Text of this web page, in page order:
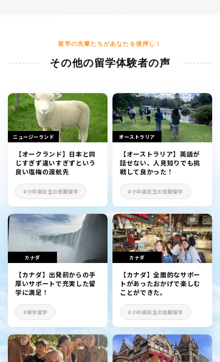
留学の先輩たちがあなたを後押し！
その他の留学体験者の声
ニュージーランド
【オークランド】日本と同
じすぎず違いすぎずという
良い塩梅の渡航先
#小中高校生の短期留学
オーストラリア
【オーストラリア】英語が
話せない、人見知りでも挑
戦して良かった！
#小中高校生の短期留学
カナダ
【カナダ】出発前からの手
厚いサポートで充実した留
学に満足！
#語学留学
カナダ
【カナダ】全面的なサポー
トがあったおかげで楽しむ
ことができた。
#小中高校生の短期留学